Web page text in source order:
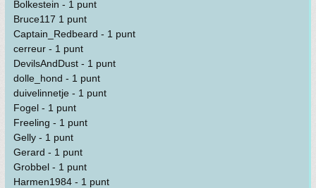
Bolkestein - 1 punt
Bruce117 1 punt
Captain_Redbeard - 1 punt
cerreur - 1 punt
DevilsAndDust - 1 punt
dolle_hond - 1 punt
duivelinnetje - 1 punt
Fogel - 1 punt
Freeling - 1 punt
Gelly - 1 punt
Gerard - 1 punt
Grobbel - 1 punt
Harmen1984 - 1 punt